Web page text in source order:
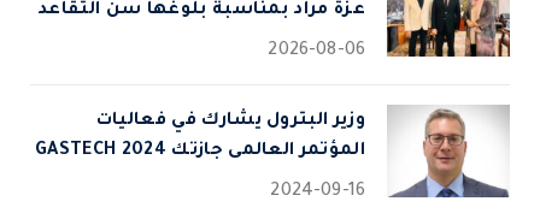
عزة مراد بمناسبة بلوغها سن التقاعد
2026-08-06
وزير البترول يشارك في فعاليات
المؤتمر العالمى جازتك 2024 GASTECH
2024-09-16